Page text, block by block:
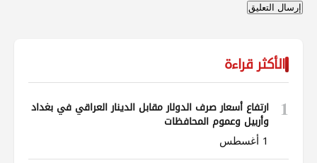
الأكثر قراءة
1 ارتفاع أسعار صرف الدولار مقابل الدينار العراقي في بغداد
وأربيل وعموم المحافظات
1 أغسطس